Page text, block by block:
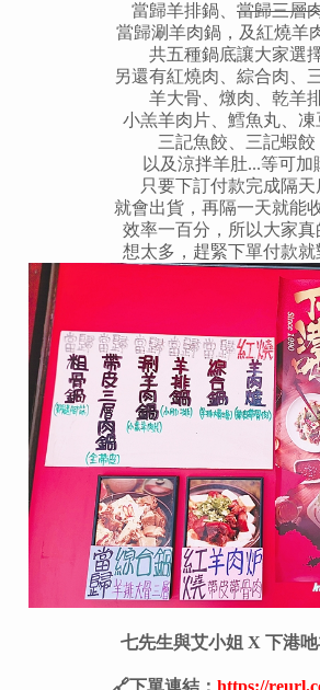
當歸羊排鍋、 當歸三層
當歸涮羊肉鍋，及紅燒羊
共五種鍋底讓大家選擇
另還有紅燒肉、綜合肉、
羊大骨、燉肉、乾羊排
小羔羊肉片、鱈魚丸、凍
三記魚餃、三記蝦餃
以及涼拌羊肚...等可加
只要下訂付款完成隔天
就會出貨，再隔一天就能
效率一百分，所以大家真
想太多，趕緊下單付款就
七先生與艾小姐 X 下港